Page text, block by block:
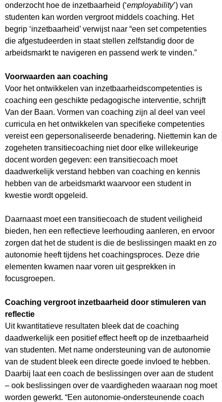
onderzocht hoe de inzetbaarheid (‘employability’) van
studenten kan worden vergroot middels coaching. Het
begrip ‘inzetbaarheid’ verwijst naar “een set competenties
die afgestudeerden in staat stellen zelfstandig door de
arbeidsmarkt te navigeren en passend werk te vinden.”
Voorwaarden aan coaching
Voor het ontwikkelen van inzetbaarheidscompetenties is
coaching een geschikte pedagogische interventie, schrijft
Van der Baan. Vormen van coaching zijn al deel van veel
curricula en het ontwikkelen van specifieke competenties
vereist een gepersonaliseerde benadering. Niettemin kan de
zogeheten transitiecoaching niet door elke willekeurige
docent worden gegeven: een transitiecoach moet
daadwerkelijk verstand hebben van coaching en kennis
hebben van de arbeidsmarkt waarvoor een student in
kwestie wordt opgeleid.
Daarnaast moet een transitiecoach de student veiligheid
bieden, hen een reflectieve leerhouding aanleren, en ervoor
zorgen dat het de student is die de beslissingen maakt en zo
autonomie heeft tijdens het coachingsproces. Deze drie
elementen kwamen naar voren uit gesprekken in
focusgroepen.
Coaching vergroot inzetbaarheid door stimuleren van
reflectie
Uit kwantitatieve resultaten bleek dat de coaching
daadwerkelijk een positief effect heeft op de inzetbaarheid
van studenten. Met name ondersteuning van de autonomie
van de student bleek een directe goede invloed te hebben.
Daarbij laat een coach de beslissingen over aan de student
– ook beslissingen over de vaardigheden waaraan nog moet
worden gewerkt. “Een autonomie-ondersteunende coach